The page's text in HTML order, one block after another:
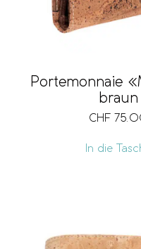
Portemonnaie
braun
CHF
In die